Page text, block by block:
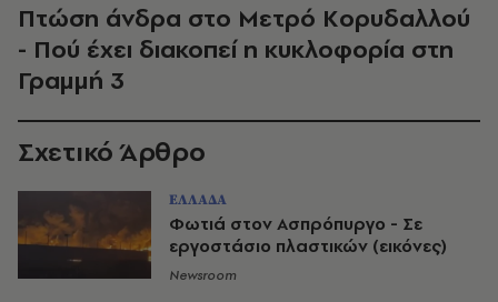
Πτώση άνδρα στο Μετρό Κορυδαλλού
- Πού έχει διακοπεί η κυκλοφορία στη
Γραμμή 3
Σχετικό Άρθρο
ΕΛΛΑΔΑ
Φωτιά στον Ασπρόπυργο - Σε
εργοστάσιο πλαστικών (εικόνες)
Newsroom